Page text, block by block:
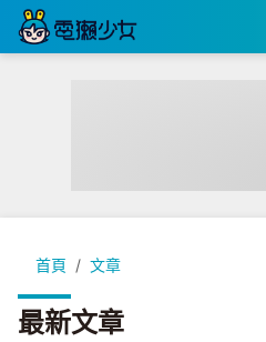
首頁 文章
最新文章